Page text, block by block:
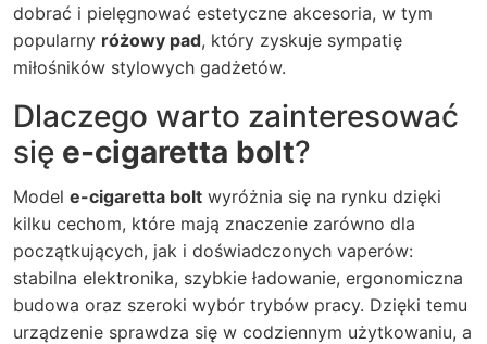
dobrać i pielęgnować estetyczne akcesoria, w tym
popularny różowy pad, który zyskuje sympatię
miłośników stylowych gadżetów.
Dlaczego warto zainteresować
się e-cigaretta bolt?
Model e-cigaretta bolt wyróżnia się na rynku dzięki
kilku cechom, które mają znaczenie zarówno dla
początkujących, jak i doświadczonych vaperów:
stabilna elektronika, szybkie ładowanie, ergonomiczna
budowa oraz szeroki wybór trybów pracy. Dzięki temu
urządzenie sprawdza się w codziennym użytkowaniu, a